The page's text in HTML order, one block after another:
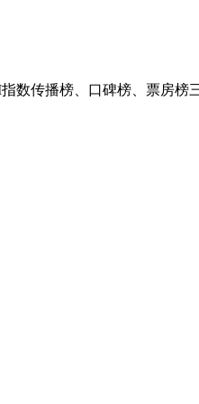
数传播榜、口碑榜、票房榜